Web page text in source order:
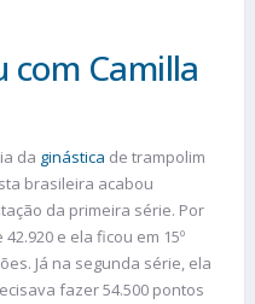
com Camilla
da ginástica de trampolim
brasileira acabou
da primeira série. Por
e ela ficou em 15º
Já na segunda série, ela
fazer 54.500 pontos